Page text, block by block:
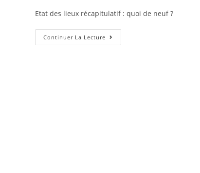
Etat des lieux récapitulatif : quoi de neuf ?
Continuer La Lecture